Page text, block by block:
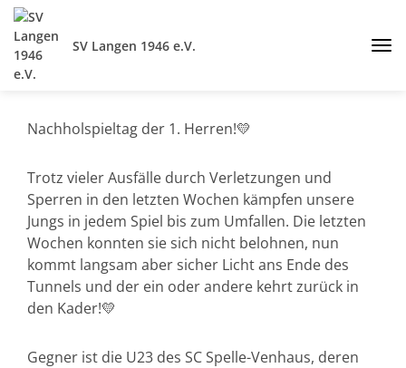
SV Langen 1946 e.V.
Nachholspieltag der 1. Herren!💛
Trotz vieler Ausfälle durch Verletzungen und
Sperren in den letzten Wochen kämpfen unsere
Jungs in jedem Spiel bis zum Umfallen. Die letzten
Wochen konnten sie sich nicht belohnen, nun
kommt langsam aber sicher Licht ans Ende des
Tunnels und der ein oder andere kehrt zurück in
den Kader!💛
Gegner ist die U23 des SC Spelle-Venhaus, deren